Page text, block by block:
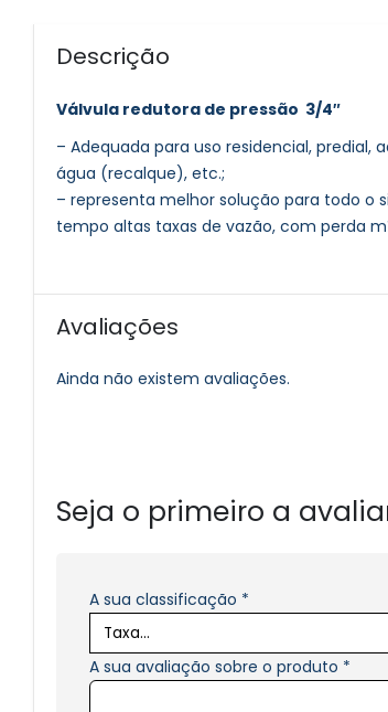
Descrição
Válvula redutora de pressão 3/4″
– Adequada para uso residencial,
água (recalque), etc.;
– representa melhor solução para todo o
tempo altas taxas de vazão, com perda
Avaliações
Ainda não existem avaliações.
Seja o primeiro a
A sua classificação *
A sua avaliação sobre o produto *